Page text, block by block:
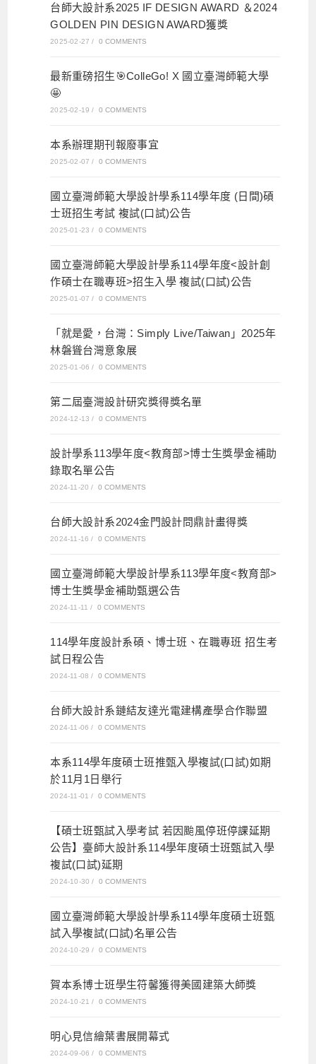
台師大設計系2025 IF DESIGN AWARD ＆2024
GOLDEN PIN DESIGN AWARD獲獎
2025-02-27 / 0 COMMENTS
最新重磅招生🎯ColleGo! X 國立臺灣師範大學
🤩
2025-02-19 / 0 COMMENTS
本系辦理期刊報廢事宜
2025-02-07 / 0 COMMENTS
國立臺灣師範大學設計學系114學年度 (日間)碩
士班招生考試 複試(口試)公告
2025-01-23 / 0 COMMENTS
國立臺灣師範大學設計學系114學年度<設計創
作碩士在職專班>招生入學 複試(口試)公告
2025-01-07 / 0 COMMENTS
「就是愛，台灣：Simply Live/Taiwan」2025年
林磐聳台灣意象展
2025-01-06 / 0 COMMENTS
第二屆臺灣設計研究獎得獎名單
2024-12-13 / 0 COMMENTS
設計學系113學年度<教育部>博士生獎學金補助
錄取名單公告
2024-11-20 / 0 COMMENTS
台師大設計系2024金門設計問鼎計畫得獎
2024-11-16 / 0 COMMENTS
國立臺灣師範大學設計學系113學年度<教育部>
博士生獎學金補助甄選公告
2024-11-11 / 0 COMMENTS
114學年度設計系碩、博士班、在職專班 招生考
試日程公告
2024-11-08 / 0 COMMENTS
台師大設計系鏈結友達光電建構產學合作聯盟
2024-11-06 / 0 COMMENTS
本系114學年度碩士班推甄入學複試(口試)如期
於11月1日舉行
2024-11-01 / 0 COMMENTS
【碩士班甄試入學考試 若因颱風停班停課延期
公告】臺師大設計系114學年度碩士班甄試入學
複試(口試)延期
2024-10-30 / 0 COMMENTS
國立臺灣師範大學設計學系114學年度碩士班甄
試入學複試(口試)名單公告
2024-10-29 / 0 COMMENTS
賀本系博士班學生符馨獲得美國建築大師獎
2024-10-21 / 0 COMMENTS
明心見信繪葉書展開幕式
2024-09-06 / 0 COMMENTS